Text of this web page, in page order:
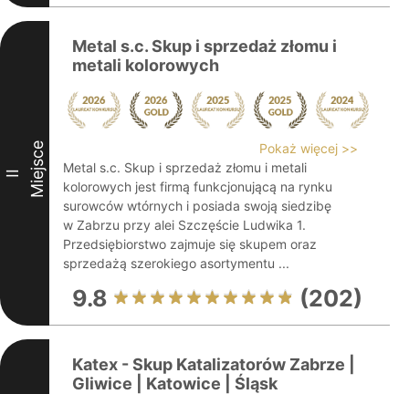
II Miejsce
Metal s.c. Skup i sprzedaż złomu i
metali kolorowych
Pokaż więcej >>
Metal s.c. Skup i sprzedaż złomu i metali
kolorowych jest firmą funkcjonującą na rynku
surowców wtórnych i posiada swoją siedzibę
w Zabrzu przy alei Szczęście Ludwika 1.
Przedsiębiorstwo zajmuje się skupem oraz
sprzedażą szerokiego asortymentu ...
9.8 (202)
Katex - Skup Katalizatorów Zabrze |
Gliwice | Katowice | Śląsk